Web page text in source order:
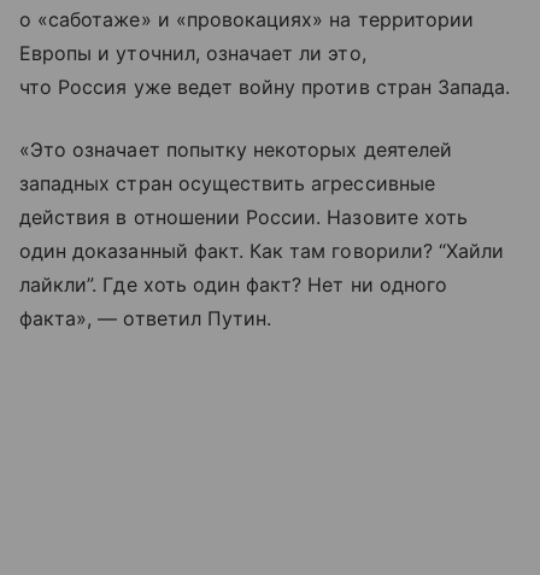
о «саботаже» и «провокациях» на территории
Европы и уточнил, означает ли это,
что Россия уже ведет войну против стран Запада.
«Это означает попытку некоторых деятелей
западных стран осуществить агрессивные
действия в отношении России. Назовите хоть
один доказанный факт. Как там говорили? “Хайли
лайкли”. Где хоть один факт? Нет ни одного
факта», — ответил Путин.